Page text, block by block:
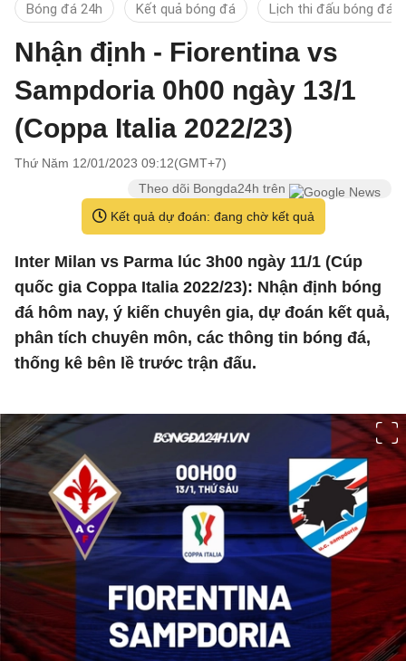
Bóng đá 24h Kết quả bóng đá Lịch thi đấu bóng đá
Nhận định - Fiorentina vs
Sampdoria 0h00 ngày 13/1
(Coppa Italia 2022/23)
Thứ Năm 12/01/2023 09:12(GMT+7)
Theo dõi Bongda24h trên
Kết quả dự đoán: đang chờ kết quả
Inter Milan vs Parma lúc 3h00 ngày 11/1 (Cúp
quốc gia Coppa Italia 2022/23): Nhận định bóng
đá hôm nay, ý kiến chuyên gia, dự đoán kết quả,
phân tích chuyên môn, các thông tin bóng đá,
thống kê bên lề trước trận đấu.